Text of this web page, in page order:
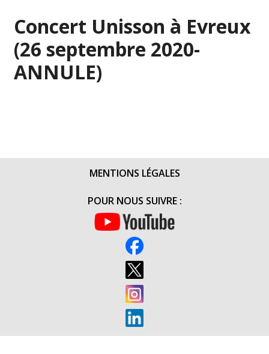
Concert Unisson à Evreux
(26 septembre 2020-
ANNULE)
MENTIONS LÉGALES
POUR NOUS SUIVRE :